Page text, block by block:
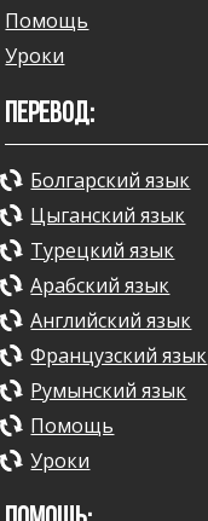
Помощь
Уроки
ПЕРЕВОД:
Болгарский язык
Цыганский язык
Турецкий язык
Арабский язык
Английский язык
Французский язык
Румынский язык
Помощь
Уроки